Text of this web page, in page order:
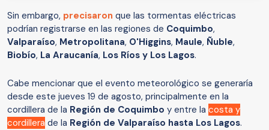
Sin embargo, precisaron que las tormentas eléctricas
podrían registrarse en las regiones de Coquimbo,
Valparaíso, Metropolitana, O'Higgins, Maule, Ñuble,
Biobío, La Araucanía, Los Ríos y Los Lagos.
Cabe mencionar que el evento meteorológico se generaría
desde este jueves 19 de agosto, principalmente en la
cordillera de la Región de Coquimbo y entre la costa y
cordillera de la Región de Valparaíso hasta Los Lagos.